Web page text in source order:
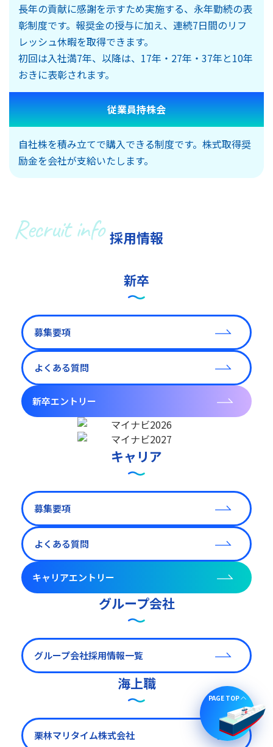
長年の貢献に感謝を示すため実施する、永年勤続の表
彰制度です。報奨金の授与に加え、連続7日間のリフ
レッシュ休暇を取得できます。
初回は入社満7年、以降は、17年・27年・37年と10年
おきに表彰されます。
従業員持株会
自社株を積み立てで購入できる制度です。株式取得奨
励金を会社が支給いたします。
採用情報
Recruit info
新卒
募集要項
よくある質問
新卒エントリー
キャリア
募集要項
よくある質問
キャリアエントリー
グループ会社
グループ会社採用情報一覧
海上職
栗林マリタイム株式会社
PAGE TOP